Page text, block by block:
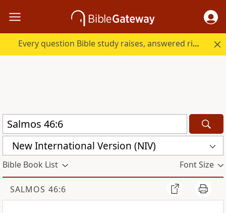
Every question Bible study raises, answered right here.
New International Version (NIV)
Bible Book List Font Size
SALMOS 46:6